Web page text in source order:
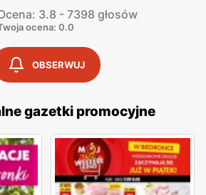
w atrakcyjnych niskich
sobie bogaty wybór, częste
jakość oferowanych produktów.
elementów strategii marketingowej
gazetka promocyjna
o najnowszych ofertach.
, publikowana co tydzień,
specjalne oferty i
dzięki czemu klienci mogą
i korzystać z wyjątkowych okazji
3.8 - 7398 głosów
ocena: 0.0
OBSERWUJ
gazetki promocyjne